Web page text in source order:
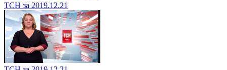
ТСН за 2019.12.21